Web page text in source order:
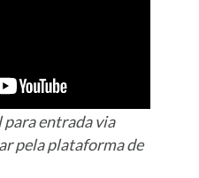
entrada via
pela plataforma de